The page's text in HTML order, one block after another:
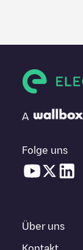
A
Folge uns
Über uns
Kontakt